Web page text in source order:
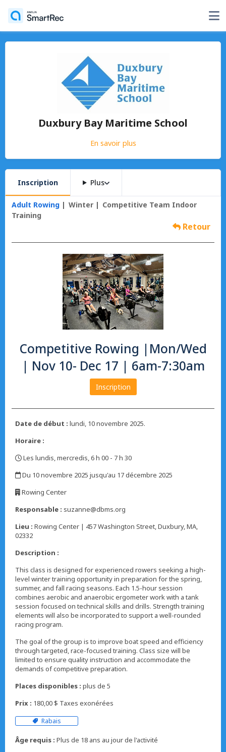
Duxbury Bay Maritime School
En savoir plus
Inscription Plus
Adult Rowing Winter
Competitive Team Indoor
Training
Retour
Competitive Rowing |Mon/Wed
| Nov 10- Dec 17 | 6am-7:30am
Inscription
Date de début : lundi, 10 novembre 2025.
Horaire :
Les lundis, mercredis, 6 h 00 - 7 h 30
Du 10 novembre 2025 jusqu'au 17 décembre 2025
Rowing Center
Responsable : suzanne@dbms.org
Lieu : Rowing Center | 457 Washington Street, Duxbury, MA,
02332
Description :
This class is designed for experienced rowers seeking a high-
level winter training opportunity in preparation for the spring,
summer, and fall racing seasons. Each 1.5-hour session
combines aerobic and anaerobic ergometer work with a tank
session focused on technical skills and drills. Strength training
elements will also be incorporated to support a well-rounded
racing program.
The goal of the group is to improve boat speed and efficiency
through targeted, race-focused training. Class size will be
limited to ensure quality instruction and accommodate the
demands of competitive preparation.
Places disponibles : plus de 5
Prix : 180,00 $ Taxes exonérées
Rabais
Âge requis : Plus de 18 ans au jour de l'activité